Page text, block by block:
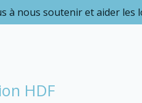
à nous soutenir et aider les
HDF